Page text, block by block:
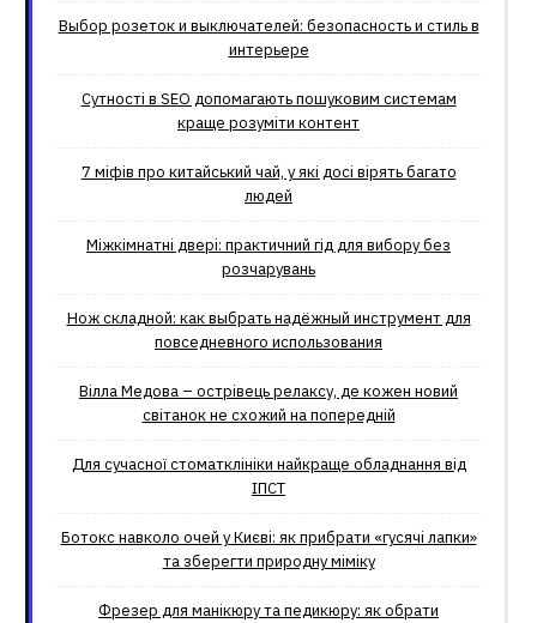
Выбор розеток и выключателей: безопасность и стиль в
интерьере
Сутності в SEO допомагають пошуковим системам
краще розуміти контент
7 міфів про китайський чай, у які досі вірять багато
людей
Міжкімнатні двері: практичний гід для вибору без
розчарувань
Нож складной: как выбрать надёжный инструмент для
повседневного использования
Вілла Медова – острівець релаксу, де кожен новий
світанок не схожий на попередній
Для сучасної стоматклініки найкраще обладнання від
ІПСТ
Ботокс навколо очей у Києві: як прибрати «гусячі лапки»
та зберегти природну міміку
Фрезер для манікюру та педикюру: як обрати